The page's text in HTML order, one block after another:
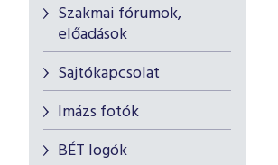
Szakmai fórumok,
előadások
Sajtókapcsolat
Imázs fotók
BÉT logók